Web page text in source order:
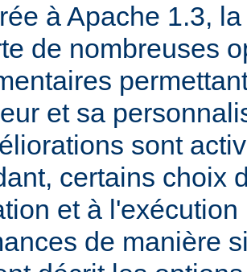
à Apache 1.3,
de nombreuses
et sa
sont
certains choix
et à
de manière